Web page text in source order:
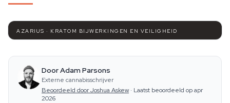
AZARIUS · KRATOM BIJWERKINGEN EN VEILIGHEID
Door Adam Parsons
Externe cannabisschrijver
Beoordeeld door Joshua Askew · Laatst beoordeeld op apr
2026